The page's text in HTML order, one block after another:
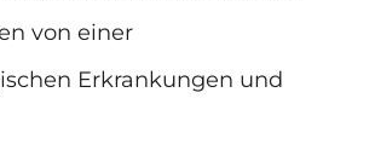
von einer
Erkrankungen und